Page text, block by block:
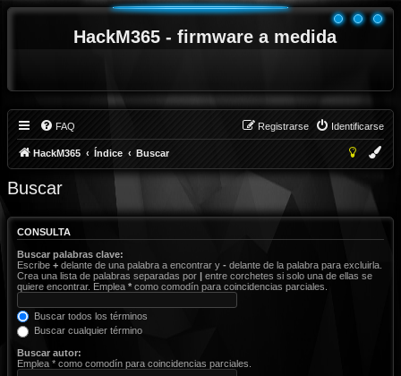
HackM365 - firmware a medida
FAQ Identificarse
Registrarse
HackM365 Índice Buscar
Buscar
CONSULTA
Buscar palabras clave:
Escribe + delante de una palabra a encontrar y - delante de la palabra para excluirla.
Crea una lista de palabras separadas por | entre corchetes si solo una de ellas se
quiere encontrar. Emplea * como comodín para coincidencias parciales.
Buscar todos los términos
Buscar cualquier término
Buscar autor:
Emplea * como comodín para coincidencias parciales.